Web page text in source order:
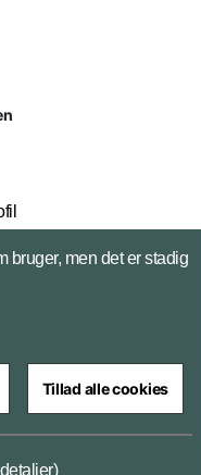
bruger, men det er stadig
Tillad alle cookies